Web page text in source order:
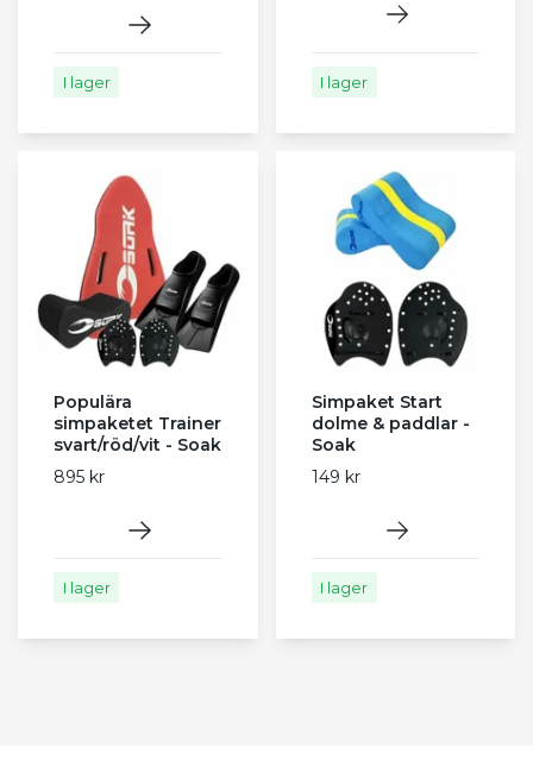
I lager I lager
Populära
simpaketet Trainer
svart/röd/vit - Soak
895 kr
I lager
Simpaket Start
dolme & paddlar -
Soak
149 kr
I lager